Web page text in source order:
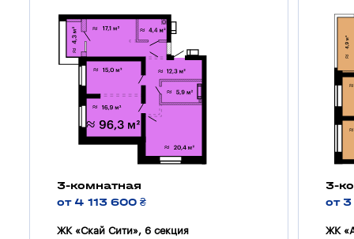
3-комнатная
от 4 113 600 ₴
ЖК «Скай Сити», 6 секция
3-
от
ЖК